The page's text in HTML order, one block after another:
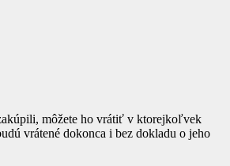
môžete ho vrátiť v ktorejkoľvek
vrátené dokonca i bez dokladu o jeho